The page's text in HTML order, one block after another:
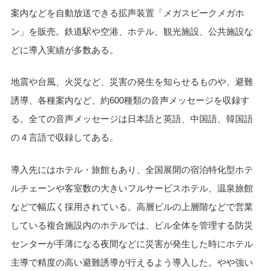
案内などを自動放送できる拡声装置「メガスピークメガホ
ン」を販売。鉄道駅や空港、ホテル、観光施設、公共施設な
どに導入実績が多数ある。
地震や台風、火災など、災害の発生を知らせるものや、避難
誘導、各種案内など、約600種類の音声メッセージを収録す
る。全ての音声メッセージは日本語と英語、中国語、韓国語
の４言語で収録してある。
導入先にはホテル・旅館もあり、全国展開の宿泊特化型ホテ
ルチェーンや客室数の大きいフルサービスホテル、温泉旅館
などで幅広く採用されている。高層ビルの上層階などで営業
している複合施設内のホテルでは、ビル全体を管理する防災
センターが手薄になる夜間などに災害が発生した時にホテル
主導で精度の高い避難誘導が行えるよう導入した。やや強い